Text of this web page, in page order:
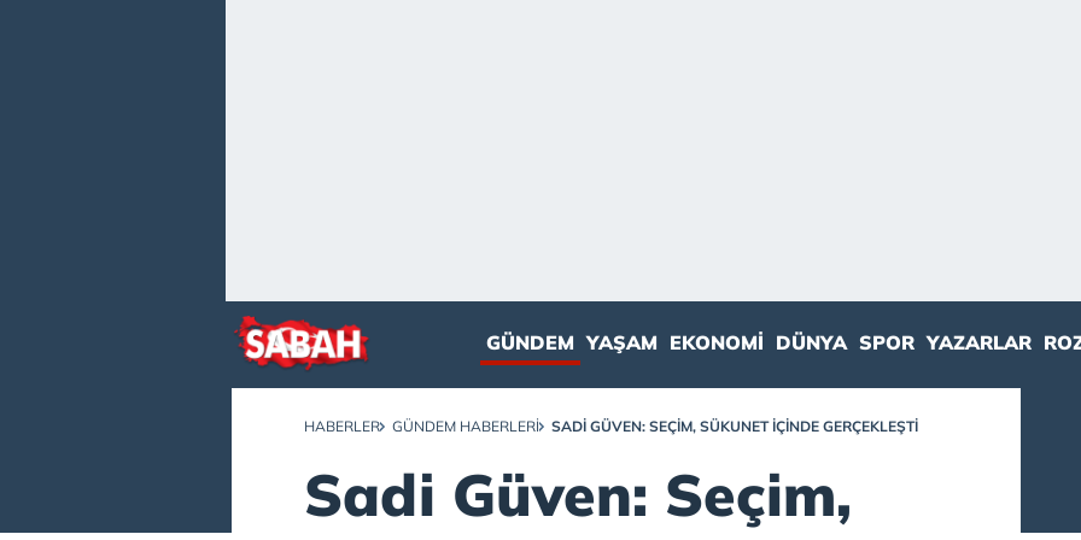
GÜNDEM YAŞAM EKONOMI DÜNYA SPOR YAZARLAR
HABERLER GÜNDEM HABERLERI SADI GÜVEN: SEÇIM, SÜKUNET IÇINDE GERÇEKLEŞTI
Sadi Güven: Seçim,